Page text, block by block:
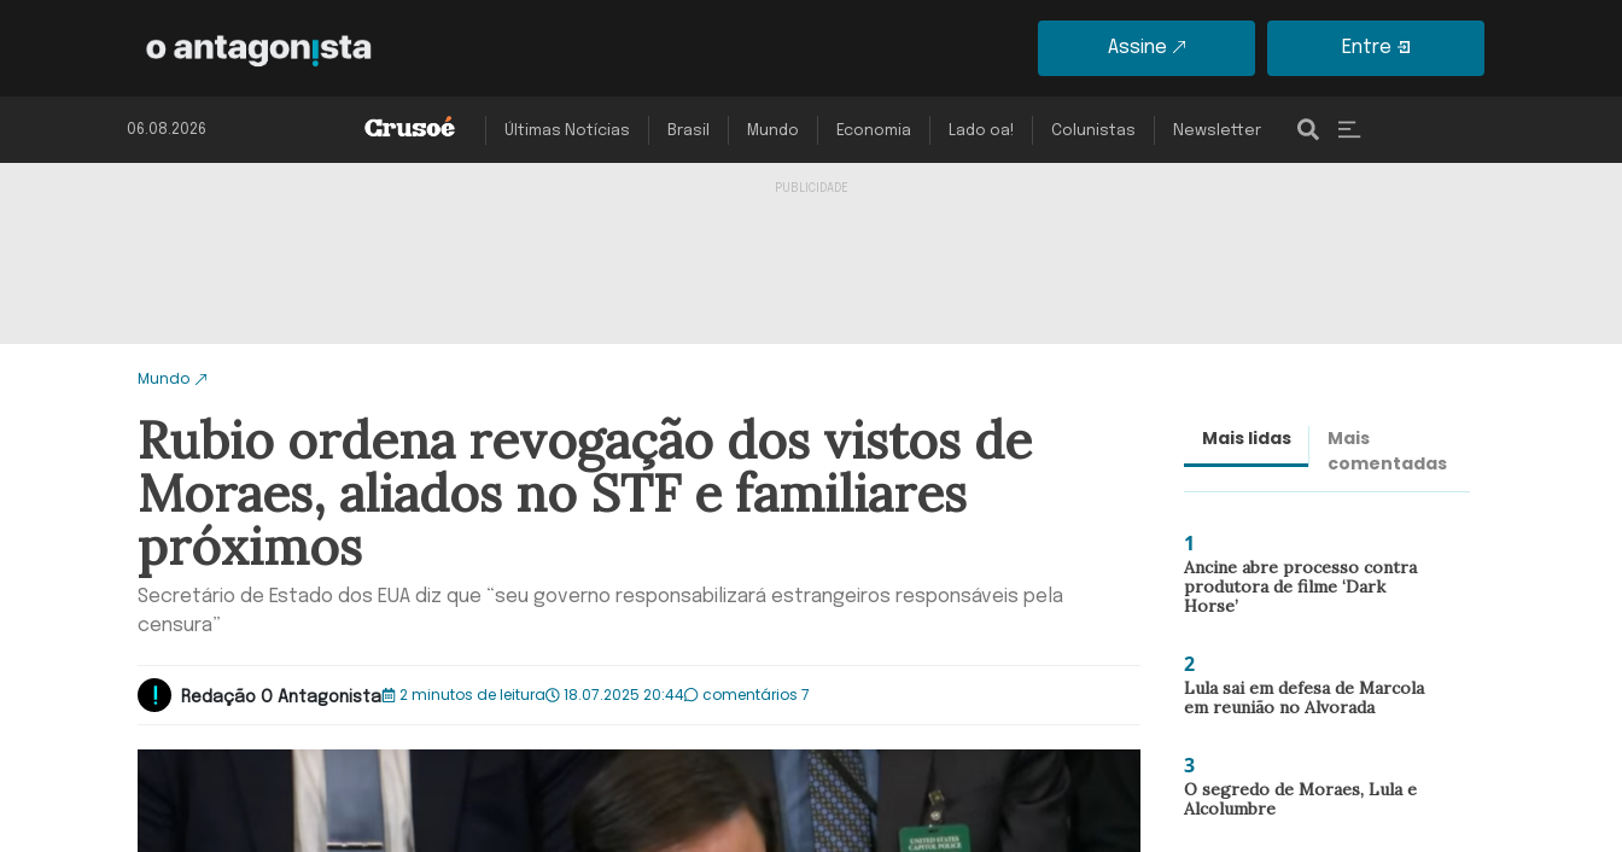
Assine Entre
06.08.2026 Últimas Notícias Brasil Mundo Economia Lado oa! Colunistas Newsletter
Mundo
Rubio ordena revogação dos vistos de
Moraes, aliados no STF e familiares
próximos
Secretário de Estado dos EUA diz que “seu governo responsabilizará estrangeiros responsáveis pela
censura”
Redação O Antagonista 2 minutos de leitura 18.07.2025 20:44 comentários 7
Mais lidas
Mais
comentadas
1
Ancine abre processo contra
produtora de filme ‘Dark
Horse’
2
Lula sai em defesa de Marcola
em reunião no Alvorada
3
O segredo de Moraes, Lula e
Alcolumbre